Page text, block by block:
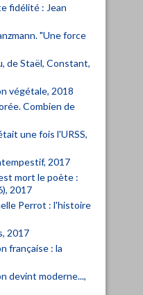
fidélité : Jean
"Une force
de Staël, Constant,
végétale, 2018
Combien de
une fois l'URSS,
2017
mort le poète :
2017
Perrot : l'histoire
2017
française : la
devint moderne...,